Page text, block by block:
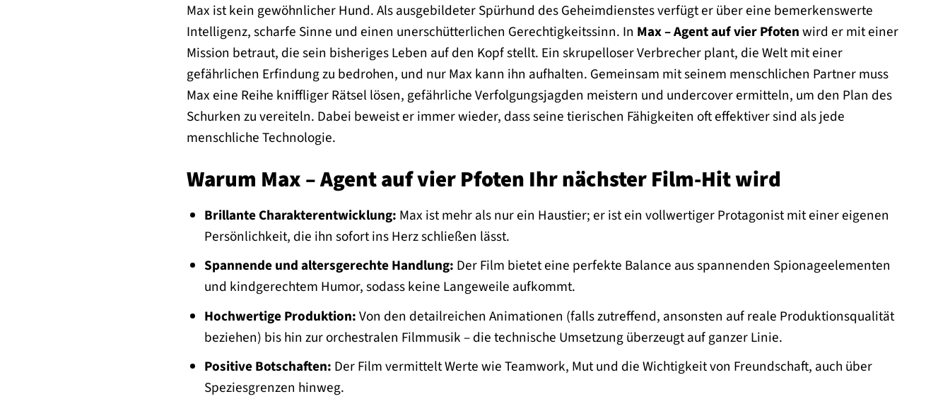
Max ist kein gewöhnlicher Hund. Als ausgebildeter Spürhund des Geheimdienstes verfügt er über eine bemerkenswerte
Intelligenz, scharfe Sinne und einen unerschütterlichen Gerechtigkeitssinn. In Max – Agent auf vier Pfotenwird er mit einer
Mission betraut, die sein bisheriges Leben auf den Kopf stellt. Ein skrupelloser Verbrecher plant, die Welt mit einer
gefährlichen Erfindung zu bedrohen, und nur Max kann ihn aufhalten. Gemeinsam mit seinem menschlichen Partner muss
Max eine Reihe kniffliger Rätsel lösen, gefährliche Verfolgungsjagden meistern und undercover ermitteln, um den Plan des
Schurken zu vereiteln. Dabei beweist er immer wieder, dass seine tierischen Fähigkeiten oft effektiver sind als jede
menschliche Technologie.
Warum Max – Agent auf vier Pfoten Ihr nächster Film-Hit wird
Brillante Charakterentwicklung: Max ist mehr als nur ein Haustier; er ist ein vollwertiger Protagonist mit einer eigenen
Persönlichkeit, die ihn sofort ins Herz schließen lässt.
Spannende und altersgerechte Handlung: Der Film bietet eine perfekte Balance aus spannenden Spionageelementen
und kindgerechtem Humor, sodass keine Langeweile aufkommt.
Hochwertige Produktion:Von den detailreichen Animationen (falls zutreffend, ansonsten auf reale Produktionsqualität
beziehen) bis hin zur orchestralen Filmmusik – die technische Umsetzung überzeugt auf ganzer Linie.
Positive Botschaften: Der Film vermittelt Werte wie Teamwork, Mut und die Wichtigkeit von Freundschaft, auch über
Speziesgrenzen hinweg.